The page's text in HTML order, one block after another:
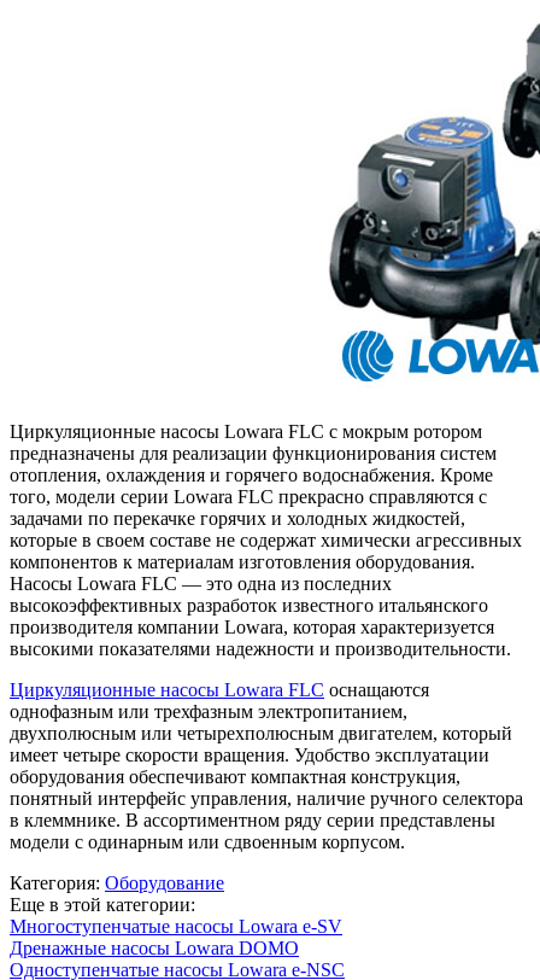
Циркуляционные насосы Lowara FLC с мокрым ротором
предназначены для реализации функционирования систем
отопления, охлаждения и горячего водоснабжения. Кроме
того, модели серии Lowara FLC прекрасно справляются с
задачами по перекачке горячих и холодных жидкостей,
которые в своем составе не содержат химически агрессивных
компонентов к материалам изготовления оборудования.
Насосы Lowara FLC — это одна из последних
высокоэффективных разработок известного итальянского
производителя компании Lowara, которая характеризуется
высокими показателями надежности и производительности.
Циркуляционные насосы Lowara FLC оснащаются
однофазным или трехфазным электропитанием,
двухполюсным или четырехполюсным двигателем, который
имеет четыре скорости вращения. Удобство эксплуатации
оборудования обеспечивают компактная конструкция,
понятный интерфейс управления, наличие ручного селектора
в клеммнике. В ассортиментном ряду серии представлены
модели с одинарным или сдвоенным корпусом.
Категория: Оборудование
Еще в этой категории:
Многоступенчатые насосы Lowara e-SV
Дренажные насосы Lowara DOMO
Одноступенчатые насосы Lowara e-NSC